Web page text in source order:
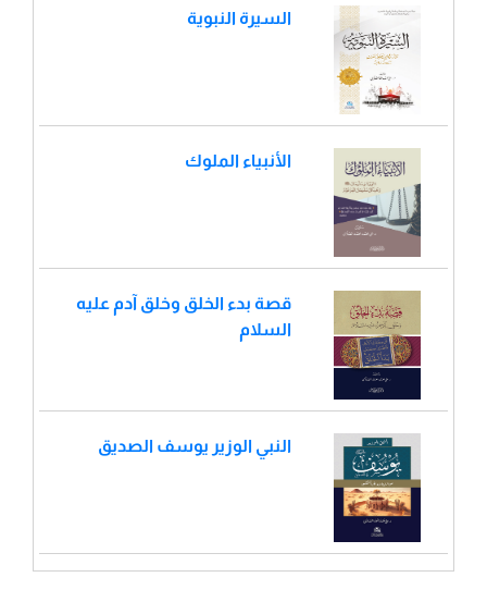
السيرة النبوية
الأنبياء الملوك
قصة بدء الخلق وخلق آدم عليه
السلام
النبي الوزير يوسف الصديق